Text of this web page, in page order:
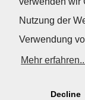
Nutzung der
Verwendung
Mehr
Decline